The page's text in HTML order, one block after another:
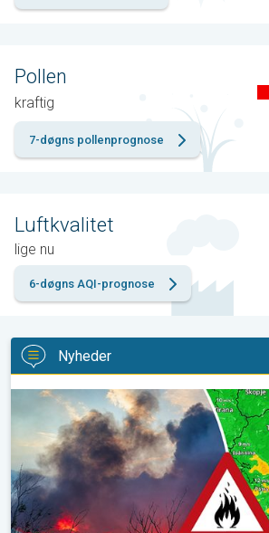
Pollen
kraftig
7-døgns pollenprognose
Luftkvalitet
lige nu
6-døgns AQI-prognose
Nyheder
Skovbrande hærger også i